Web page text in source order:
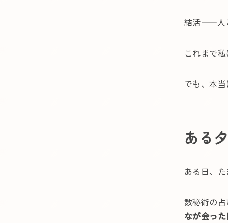
結活——人
これまで
でも、本
ある
ある日、
数秘術の
なが会っ